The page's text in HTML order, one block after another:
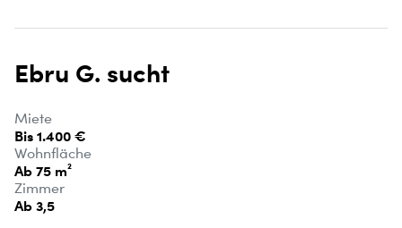
Ebru G. sucht
Miete
Bis 1.400 €
Wohnfläche
Ab 75 m²
Zimmer
Ab 3,5